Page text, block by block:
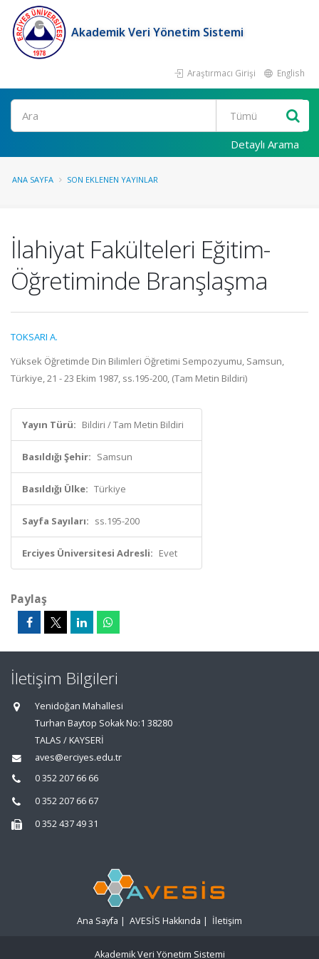
Akademik Veri Yönetim Sistemi
Araştırmacı Girişi English
Ara
Detaylı Arama
ANA SAYFA SON EKLENEN YAYINLAR
İlahiyat Fakülteleri Eğitim-
Öğretiminde Branşlaşma
TOKSARI A.
Yüksek Öğretimde Din Bilimleri Öğretimi Sempozyumu, Samsun,
Türkiye, 21 - 23 Ekim 1987, ss.195-200, (Tam Metin Bildiri)
Yayın Türü: Bildiri / Tam Metin Bildiri
Basıldığı Şehir: Samsun
Basıldığı Ülke: Türkiye
Sayfa Sayıları: ss.195-200
Erciyes Üniversitesi Adresli: Evet
Paylaş
İletişim Bilgileri
Yenidoğan Mahallesi
Turhan Baytop Sokak No:1 38280
TALAS / KAYSERİ
aves@erciyes.edu.tr
0 352 207 66 66
0 352 207 66 67
0 352 437 49 31
Ana Sayfa | AVESİS Hakkında | İletişim
Akademik Veri Yönetim Sistemi